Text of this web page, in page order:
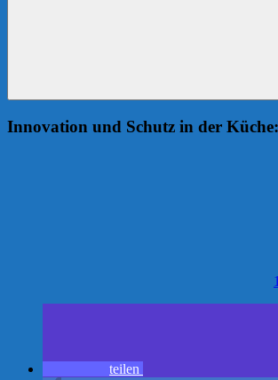
Innovation und Schutz in der
teilen